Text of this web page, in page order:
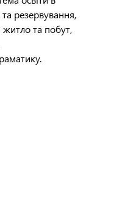
резервування,
житло та побут,